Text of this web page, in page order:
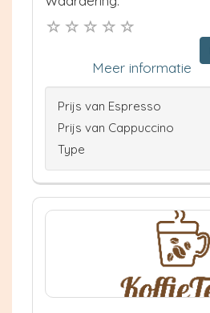
Meer informatie
Prijs van Espresso
Prijs van Cappuccino
Type